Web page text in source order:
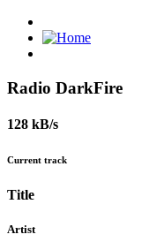
Radio DarkFire
128 kB/s
Current track
Title
Artist